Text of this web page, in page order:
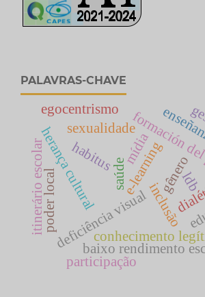
PALAVRAS-CHAVE
deficiência visualinclusão
e-learning
formación
habitus
herança cultural
itinerário escolar
conhecimento
baixo rendimento
saúde
participação
egocentrismo
poder local ldb
gênero
mídia
sexualidade